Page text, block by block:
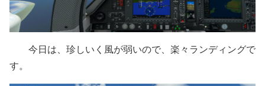
今日は、珍しいく風が弱いので、楽々ランディングで
す。